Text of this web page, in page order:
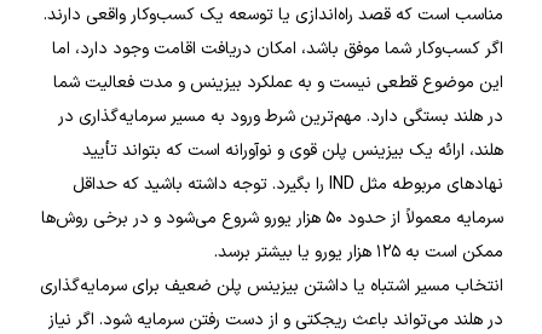
مناسب است که قصد راه‌اندازی یا توسعه یک کسب‌وکار واقعی دارند.
اگر کسب‌وکار شما موفق باشد، امکان دریافت اقامت وجود دارد، اما
این موضوع قطعی نیست و به عملکرد بیزینس و مدت فعالیت شما
در هلند بستگی دارد. مهم‌ترین شرط ورود به مسیر سرمایه‌گذاری در
هلند، ارائه یک بیزینس پلن قوی و نوآورانه است که بتواند تأیید
نهادهای مربوطه مثل IND را بگیرد. توجه داشته باشید که حداقل
سرمایه معمولاً از حدود ۵۰ هزار یورو شروع می‌شود و در برخی روش‌ها
ممکن است به ۱۲۵ هزار یورو یا بیشتر برسد.
انتخاب مسیر اشتباه یا داشتن بیزینس پلن ضعیف برای سرمایه‌گذاری
در هلند می‌تواند باعث ریجکتی و از دست رفتن سرمایه شود. اگر نیاز